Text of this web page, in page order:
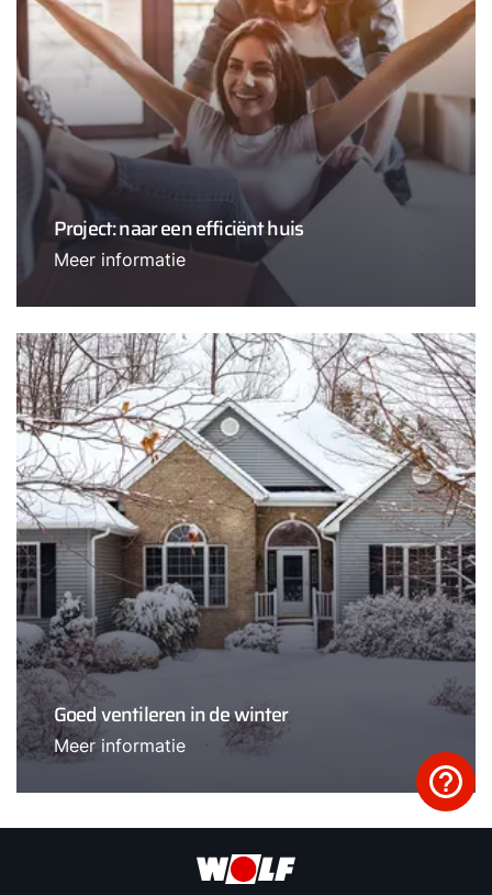
Project: naar een efficiënt huis
Meer informatie
Goed ventileren in de winter
Meer informatie